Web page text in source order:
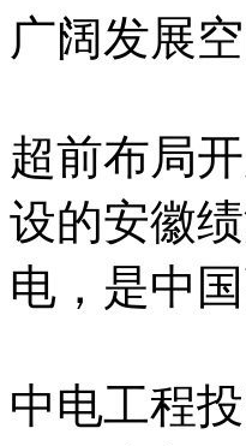
广阔发展空
超前布局
设的安徽
电，是中
中电工程